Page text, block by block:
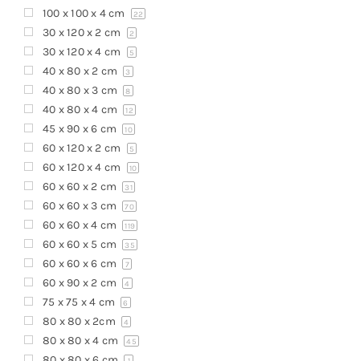
100 x 100 x 4 cm 22
30 x 120 x 2 cm 2
30 x 120 x 4 cm 5
40 x 80 x 2 cm 3
40 x 80 x 3 cm 8
40 x 80 x 4 cm 12
45 x 90 x 6 cm 10
60 x 120 x 2 cm 5
60 x 120 x 4 cm 10
60 x 60 x 2 cm 31
60 x 60 x 3 cm 70
60 x 60 x 4 cm 119
60 x 60 x 5 cm 35
60 x 60 x 6 cm 7
60 x 90 x 2 cm 4
75 x 75 x 4 cm 6
80 x 80 x 2cm 4
80 x 80 x 4 cm 45